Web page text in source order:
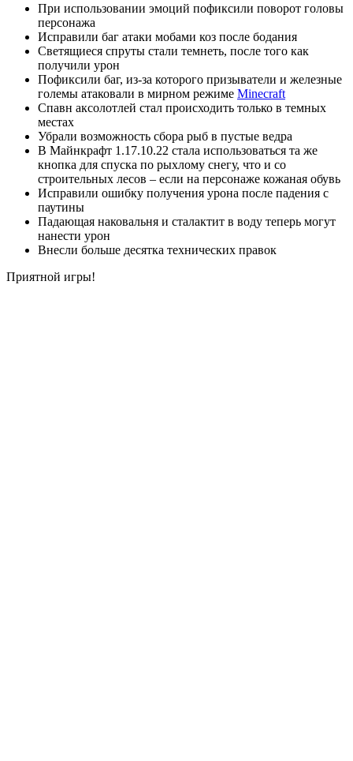
При использовании эмоций пофиксили поворот головы
персонажа
Исправили баг атаки мобами коз после бодания
Светящиеся спруты стали темнеть, после того как
получили урон
Пофиксили баг, из-за которого призыватели и железные
големы атаковали в мирном режиме Minecraft
Спавн аксолотлей стал происходить только в темных
местах
Убрали возможность сбора рыб в пустые ведра
В Майнкрафт 1.17.10.22 стала использоваться та же
кнопка для спуска по рыхлому снегу, что и со
строительных лесов – если на персонаже кожаная обувь
Исправили ошибку получения урона после падения с
паутины
Падающая наковальня и сталактит в воду теперь могут
нанести урон
Внесли больше десятка технических правок
Приятной игры!